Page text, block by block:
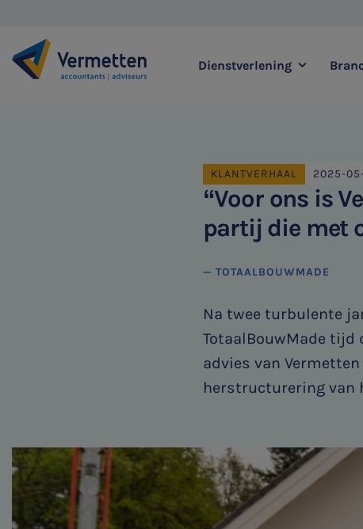
|
Dienstverlening
Meest gezochte thema's
Accountancy &
Belastingadvies
Corporate Finance
Family business
KLANTVERHAAL 2025-
“Voor ons is
partij die met
— TOTAALBOUWMADE
Na twee turbulente
TotaalBouwMade tijd
advies van
herstructurering van